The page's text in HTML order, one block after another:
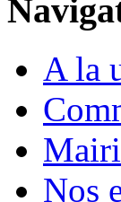
A la
Nos